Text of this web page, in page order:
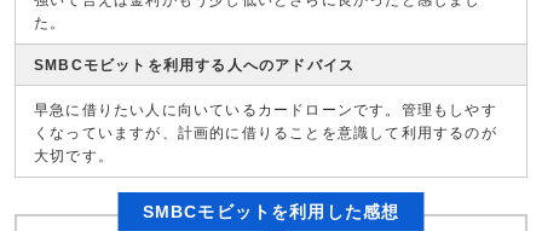
た。
SMBCモビットを利用する人へのアドバイス
早急に借りたい人に向いているカードローンです。管理もしやす
くなっていますが、計画的に借りることを意識して利用するのが
大切です。
SMBCモビットを利用した感想